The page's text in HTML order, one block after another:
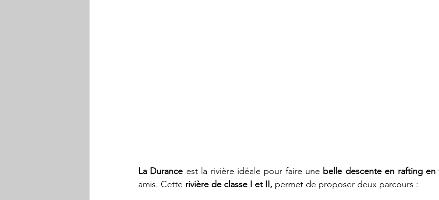
La Durance est la rivière idéale pour faire une belle descente en rafting en
amis. Cette rivière de classe I et II, permet de proposer deux parcours :